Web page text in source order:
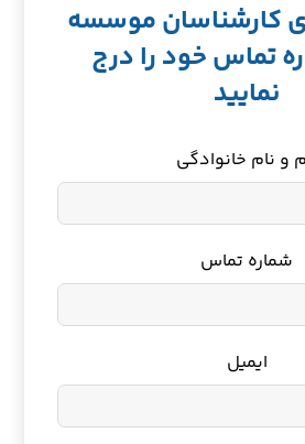
کارشناسان موسسه
تماس خود را درج
نمایید
و نام خانوادگی
شماره تماس
ایمیل